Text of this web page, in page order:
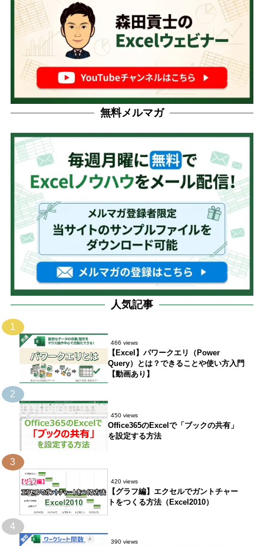
無料メルマガ
人気記事
1
466 views
【Excel】パワークエリ（Power
Query）とは？できることや使い方入門
【動画あり】
2
450 views
Office365のExcelで「ブックの共有」
を設定する方法
3
420 views
【グラフ編】エクセルでガントチャー
トをつくる方法（Excel2010）
4
390 views